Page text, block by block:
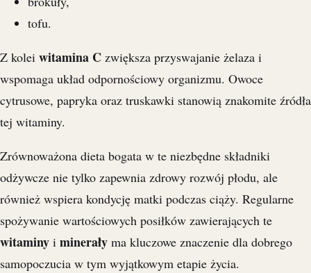
tofu.
Z kolei witamina C zwiększa przyswajanie żelaza i
wspomaga układ odpornościowy organizmu. Owoce
cytrusowe, papryka oraz truskawki stanowią znakomite źródła
tej witaminy.
Zrównoważona dieta bogata w te niezbędne składniki
odżywcze nie tylko zapewnia zdrowy rozwój płodu, ale
również wspiera kondycję matki podczas ciąży. Regularne
spożywanie wartościowych posiłków zawierających te
witaminy i minerały ma kluczowe znaczenie dla dobrego
samopoczucia w tym wyjątkowym etapie życia.